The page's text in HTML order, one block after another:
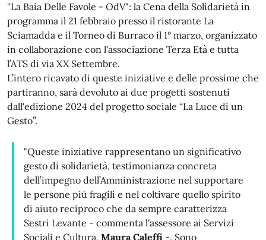
"La Baia Delle Favole - OdV": la Cena della Solidarietà in
programma il 21 febbraio presso il ristorante La
Sciamadda e il Torneo di Burraco il 1° marzo, organizzato
in collaborazione con l'associazione Terza Età e tutta
l’ATS di via XX Settembre.
L’intero ricavato di queste iniziative e delle prossime che
partiranno, sarà devoluto ai due progetti sostenuti
dall'edizione 2024 del progetto sociale “La Luce di un
Gesto”.
"Queste iniziative rappresentano un significativo
gesto di solidarietà, testimonianza concreta
dell’impegno dell’Amministrazione nel supportare
le persone più fragili e nel coltivare quello spirito
di aiuto reciproco che da sempre caratterizza
Sestri Levante - commenta l'assessore ai Servizi
Sociali e Cultura, Maura Caleffi -. Sono